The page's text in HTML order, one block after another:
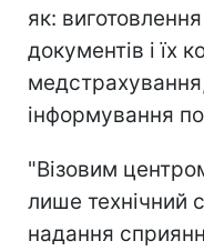
як:
документів і їх
інформування
"Візовим
лише технічний
надання